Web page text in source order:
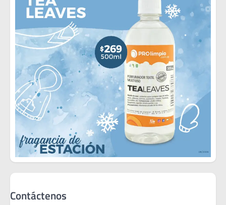
Contáctenos